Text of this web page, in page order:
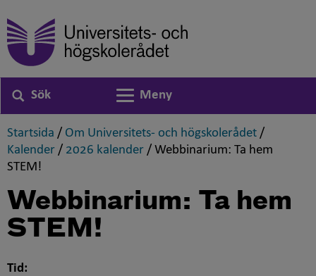
Sök
Växla navigering
Meny
Startsida ,
/ Om Universitets- och högskolerådet ,
/
Kalender ,
/ 2026 kalender ,
/ Webbinarium: Ta hem
STEM!
Webbinarium: Ta hem
STEM!
Tid: